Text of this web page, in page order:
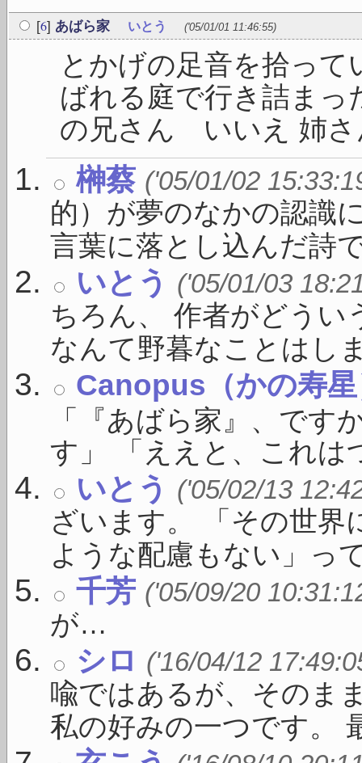
[6] あばら家 いとう ('05/01/01 11:46:55)
とかげの足音を拾っ
ばれる庭で行き詰まっ
の兄さん いいえ 姉さ
榊蔡 ('05/01/02
的）が夢のなかの認識
言葉に落とし込んだ詩
いとう ('05/01/03
ちろん、 作者がどうい
なんて野暮なことはし
Canopus（かの寿
「『あばら家』、です
す」 「ええと、これは
いとう ('05/02/13
ざいます。 「その世界
ような配慮もない」っ
千芳 ('05/09/20
が…
シロ ('16/04/12
喩ではあるが、そのま
私の好みの一つです。